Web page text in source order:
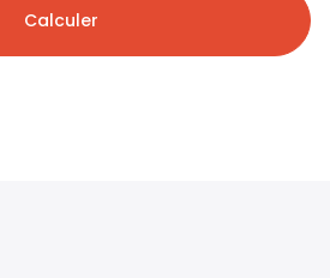
Calculer